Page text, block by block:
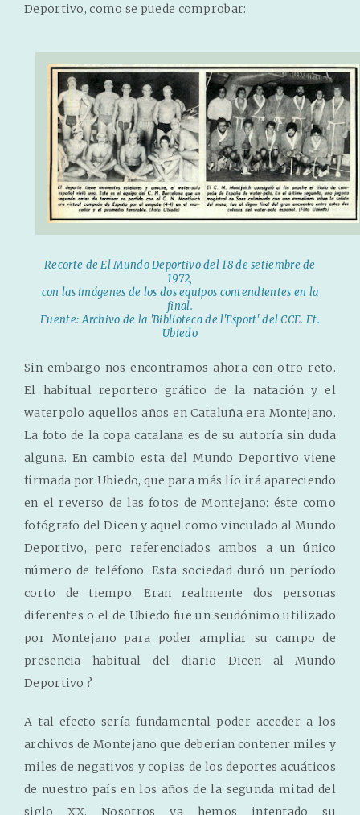
Deportivo, como se puede comprobar:
Recorte de El Mundo Deportivo del 18 de setiembre de
1972,
con las imágenes de los dos equipos contendientes en la
final.
Fuente: Archivo de la 'Biblioteca de l'Esport' del CCE. Ft.
Ubiedo
Sin embargo nos encontramos ahora con otro reto.
El habitual reportero gráfico de la natación y el
waterpolo aquellos años en Cataluña era Montejano.
La foto de la copa catalana es de su autoría sin duda
alguna. En cambio esta del Mundo Deportivo viene
firmada por Ubiedo, que para más lío irá apareciendo
en el reverso de las fotos de Montejano: éste como
fotógrafo del Dicen y aquel como vinculado al Mundo
Deportivo, pero referenciados ambos a un único
número de teléfono. Esta sociedad duró un período
corto de tiempo. Eran realmente dos personas
diferentes o el de Ubiedo fue un seudónimo utilizado
por Montejano para poder ampliar su campo de
presencia habitual del diario Dicen al Mundo
Deportivo ?.
A tal efecto sería fundamental poder acceder a los
archivos de Montejano que deberían contener miles y
miles de negativos y copias de los deportes acuáticos
de nuestro país en los años de la segunda mitad del
siglo XX. Nosotros ya hemos intentado su